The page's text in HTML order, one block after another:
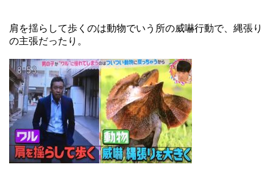
肩を揺らして歩くのは動物でいう所の威嚇行動で、縄張り
の主張だったり。